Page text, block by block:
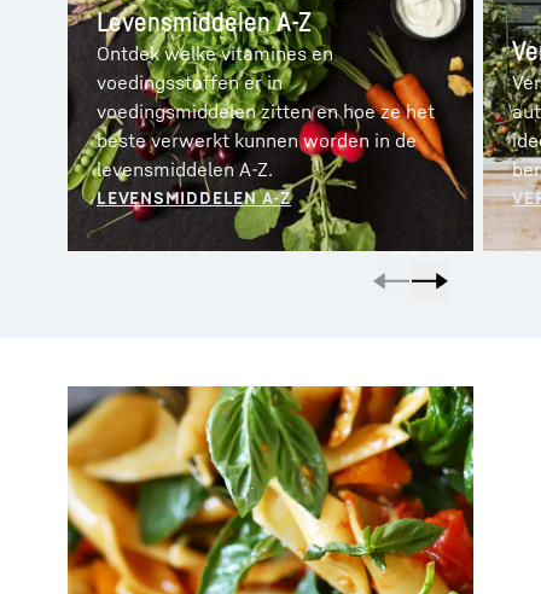
Levensmiddelen A-Z
Ontdek welke vitamines en
voedingsstoffen er in
voedingsmiddelen zitten en hoe ze het
beste verwerkt kunnen worden in de
levensmiddelen A-Z.